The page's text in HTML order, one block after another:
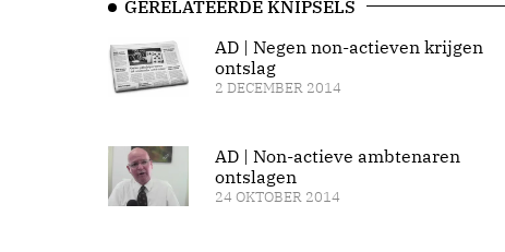
GERELATEERDE KNIPSELS
AD | Negen non-actieven krijgen
ontslag
2 DECEMBER 2014
AD | Non-actieve ambtenaren
ontslagen
24 OKTOBER 2014